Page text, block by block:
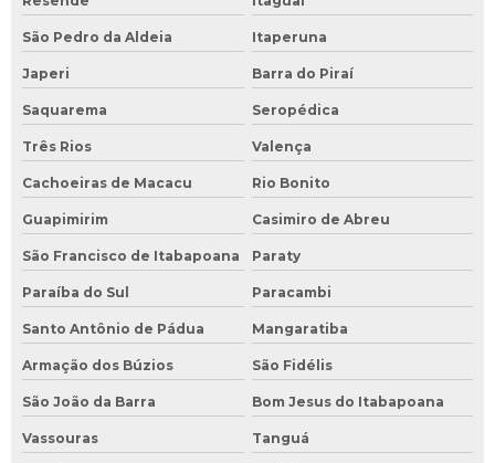
São Pedro da Aldeia Itaperuna
Japeri Barra do Piraí
Saquarema Seropédica
Três Rios Valença
Cachoeiras de Macacu Rio Bonito
Guapimirim Casimiro de Abreu
São Francisco de Itabapoana Paraty
Paraíba do Sul Paracambi
Santo Antônio de Pádua Mangaratiba
Armação dos Búzios São Fidélis
São João da Barra Bom Jesus do Itabapoana
Vassouras Tanguá